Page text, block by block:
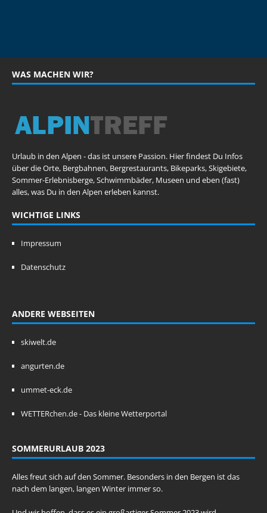
WAS MACHEN WIR?
Urlaub in den Alpen - das ist unsere Passion. Hier findest Du Infos
über die Orte, Bergbahnen, Bergrestaurants, Bikeparks, Skigebiete,
Sommer-Erlebnisberge, Schwimmbäder, Museen und eben (fast)
alles, was Du in den Alpen erleben kannst.
WICHTIGE LINKS
Impressum
Datenschutz
ANDERE WEBSEITEN
skiwelt.de
angurten.de
ummet-eck.de
WETTERchen.de - Das kleine Wetterportal
SOMMERURLAUB 2023
Alles freut sich auf den Sommer. Besonders in den Bergen ist das
nach dem langen, langen Winter immer so.